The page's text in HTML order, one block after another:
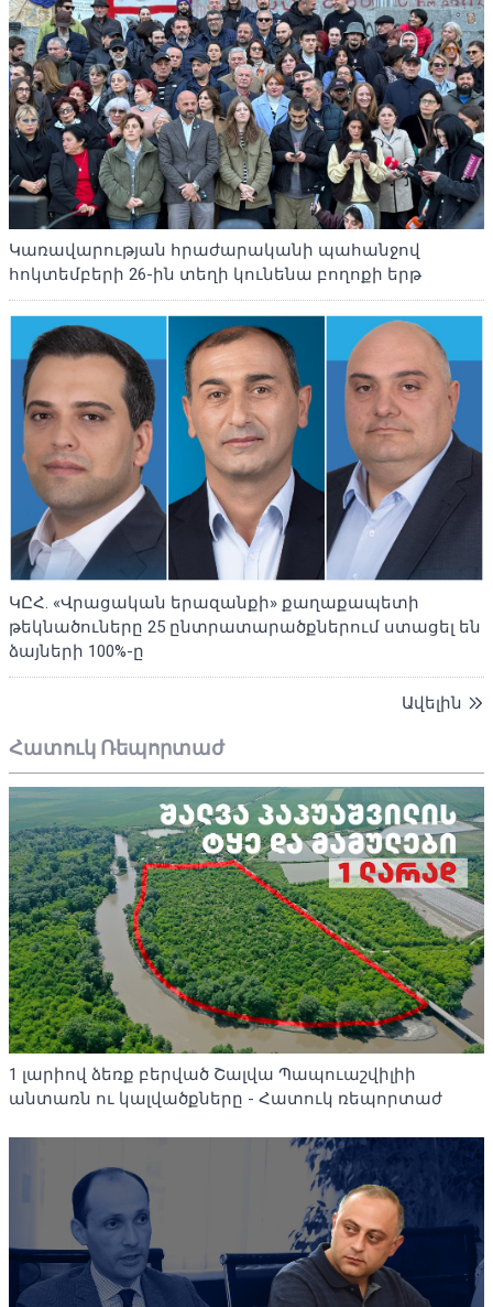
Կառավարության հրաժարականի պահանջով
հոկտեմբերի 26-ին տեղի կունենա բողոքի երթ
ԿԸՀ. «Վրացական երազանքի» քաղաքապետի
թեկնածուները 25 ընտրատարածքներում ստացել են
ձայների 100%-ը
Ավելին
Հատուկ Ռեպորտաժ
1 լարիով ձեռք բերված Շալվա Պապուաշվիլիի
անտառն ու կալվածքները - Հատուկ ռեպորտաժ